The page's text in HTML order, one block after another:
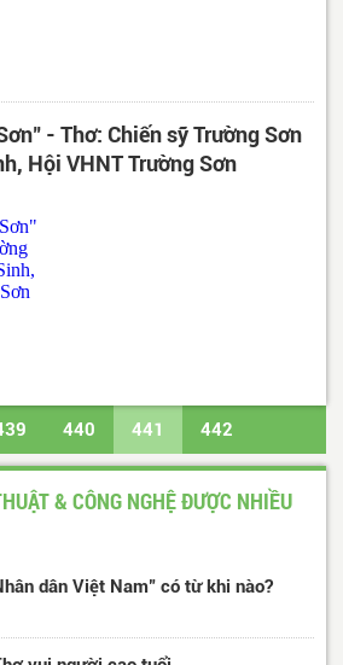
- Thơ: Chiến sỹ Trường Sơn
Hội VHNT Trường Sơn
440 441 442
618 Trang cuối
& CÔNG NGHỆ ĐƯỢC NHIỀU
dân Việt Nam" có từ khi nào?